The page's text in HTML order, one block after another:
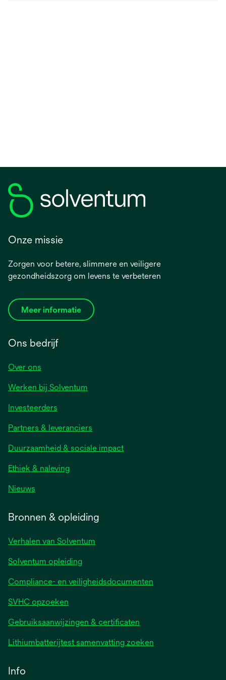
Onze missie
Zorgen voor betere, slimmere en veiligere
gezondheidszorg om levens te verbeteren
Meer informatie
Ons bedrijf
Over ons
Werken bij Solventum
Investeerders
Partners & leveranciers
Duurzaamheid & sociale impact
Ethiek & naleving
Nieuws
Bronnen & opleiding
Verhalen van Solventum
Solventum opleiding
Compliance- en veiligheidsdocumenten
SVHC opzoeken
Gebruiksaanwijzingen & certificaten
Lithiumbatterijtest samenvatting zoeken
Info